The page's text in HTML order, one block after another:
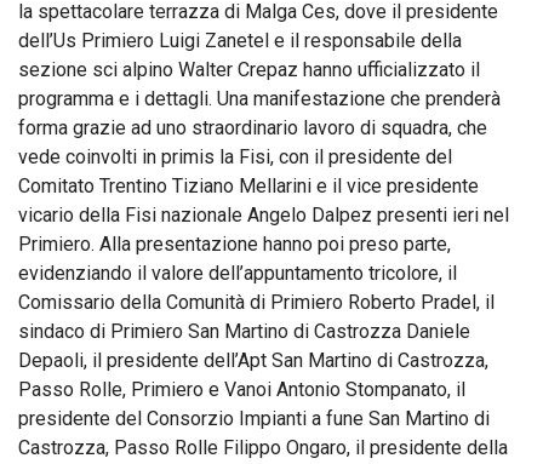
la spettacolare terrazza di Malga Ces, dove il presidente
dell’Us Primiero Luigi Zanetel e il responsabile della
sezione sci alpino Walter Crepaz hanno ufficializzato il
programma e i dettagli. Una manifestazione che prenderà
forma grazie ad uno straordinario lavoro di squadra, che
vede coinvolti in primis la Fisi, con il presidente del
Comitato Trentino Tiziano Mellarini e il vice presidente
vicario della Fisi nazionale Angelo Dalpez presenti ieri nel
Primiero. Alla presentazione hanno poi preso parte,
evidenziando il valore dell’appuntamento tricolore, il
Comissario della Comunità di Primiero Roberto Pradel, il
sindaco di Primiero San Martino di Castrozza Daniele
Depaoli, il presidente dell’Apt San Martino di Castrozza,
Passo Rolle, Primiero e Vanoi Antonio Stompanato, il
presidente del Consorzio Impianti a fune San Martino di
Castrozza, Passo Rolle Filippo Ongaro, il presidente della